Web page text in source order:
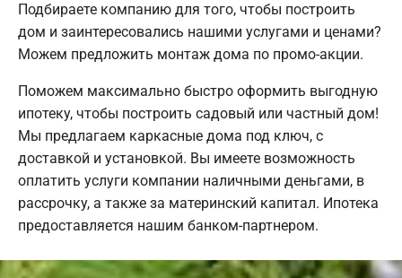
Подбираете компанию для того, чтобы построить
дом и заинтересовались нашими услугами и ценами?
Можем предложить монтаж дома по промо-акции.
Поможем максимально быстро оформить выгодную
ипотеку, чтобы построить садовый или частный дом!
Мы предлагаем каркасные дома под ключ, с
доставкой и установкой. Вы имеете возможность
оплатить услуги компании наличными деньгами, в
рассрочку, а также за материнский капитал. Ипотека
предоставляется нашим банком-партнером.